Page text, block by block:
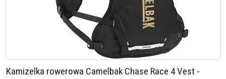
Kamizelka rowerowa Camelbak Chase Race 4 Vest -